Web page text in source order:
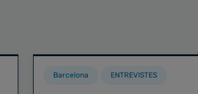
Barcelona ENTREVISTES